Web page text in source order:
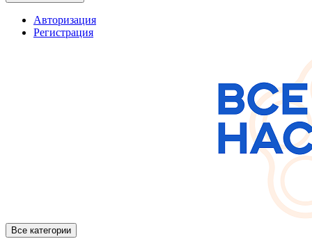
Авторизация
Регистрация
Все категории